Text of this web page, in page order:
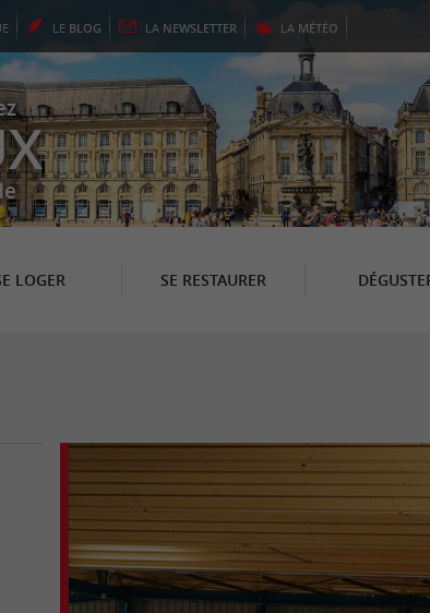
LE BLOG LA NEWSLETTER LA MÉTÉO
LOGER SE RESTAURER